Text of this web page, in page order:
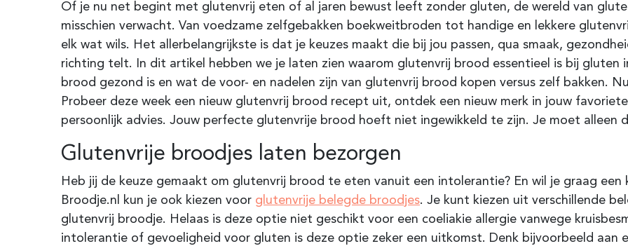
Of je nu net begint met glutenvrij eten of al jaren bewust leeft zonder gluten, de wereld van
misschien verwacht. Van voedzame zelfgebakken boekweitbroden tot handige en lekkere
elk wat wils. Het allerbelangrijkste is dat je keuzes maakt die bij jou passen, qua smaak,
richting telt. In dit artikel hebben we je laten zien waarom glutenvrij brood essentieel is bij
brood gezond is en wat de voor- en nadelen zijn van glutenvrij brood kopen versus zelf bakken.
Probeer deze week een nieuw glutenvrij brood recept uit, ontdek een nieuw merk in jouw
persoonlijk advies. Jouw perfecte glutenvrije brood hoeft niet ingewikkeld te zijn. Je moet alleen
Glutenvrije broodjes laten bezorgen
Heb jij de keuze gemaakt om glutenvrij brood te eten vanuit een intolerantie? En wil je graag een
Broodje.nl kun je ook kiezen voor glutenvrije belegde broodjes. Je kunt kiezen uit verschillende
glutenvrij broodje. Helaas is deze optie niet geschikt voor een coeliakie allergie vanwege
intolerantie of gevoeligheid voor gluten is deze optie zeker een uitkomst. Denk bijvoorbeeld aan